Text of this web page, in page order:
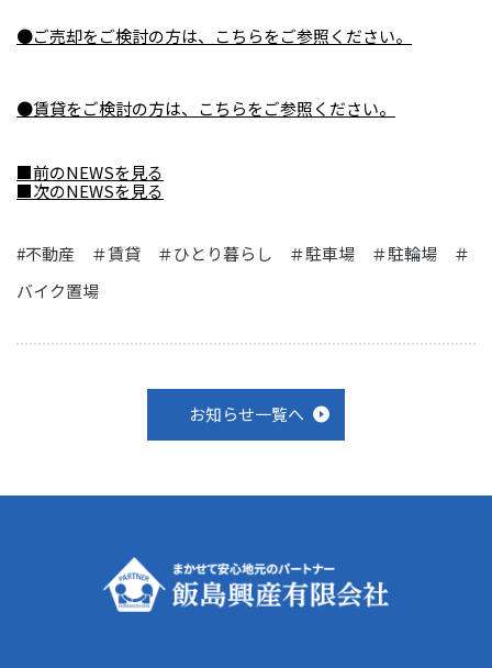
●ご売却をご検討の方は、こちらをご参照ください。
●賃貸をご検討の方は、こちらをご参照ください。
■前のNEWSを見る
■次のNEWSを見る
#不動産 ＃賃貸 ＃ひとり暮らし ＃駐車場 ＃駐輪場 ＃
バイク置場
お知らせ一覧へ